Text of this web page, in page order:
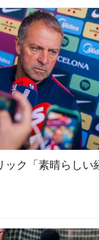
FCB
ク「素晴らしい
FCB